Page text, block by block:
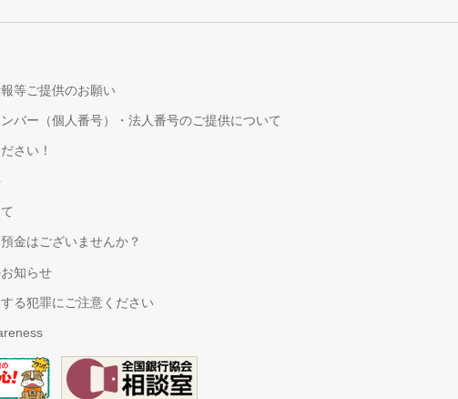
等ご提供のお願い
バー（個人番号）・法人番号のご提供について
さい！
金はございませんか？
知らせ
る犯罪にご注意ください